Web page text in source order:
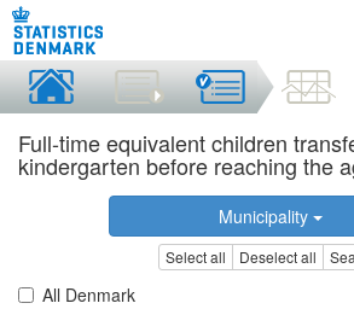
Full-time equivalent children
kindergarten before reaching the
Municipality
Select all Deselect all
All Denmark